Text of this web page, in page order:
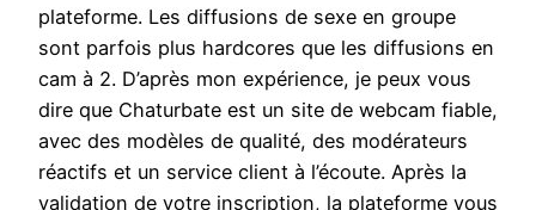
plateforme. Les diffusions de sexe en groupe
sont parfois plus hardcores que les diffusions en
cam à 2. D’après mon expérience, je peux vous
dire que Chaturbate est un site de webcam fiable,
avec des modèles de qualité, des modérateurs
réactifs et un service client à l’écoute. Après la
validation de votre inscription, la plateforme vous